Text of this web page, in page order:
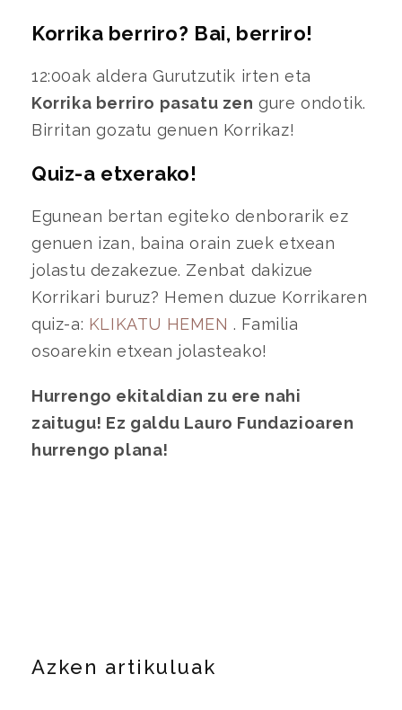
Korrika berriro? Bai, berriro!
12:00ak aldera Gurutzutik irten eta
Korrika berriro pasatu zen gure ondotik.
Birritan gozatu genuen Korrikaz!
Quiz-a etxerako!
Egunean bertan egiteko denborarik ez
genuen izan, baina orain zuek etxean
jolastu dezakezue. Zenbat dakizue
Korrikari buruz? Hemen duzue Korrikaren
quiz-a: KLIKATU HEMEN . Familia
osoarekin etxean jolasteako!
Hurrengo ekitaldian zu ere nahi
zaitugu! Ez galdu Lauro Fundazioaren
hurrengo plana!
Azken artikuluak